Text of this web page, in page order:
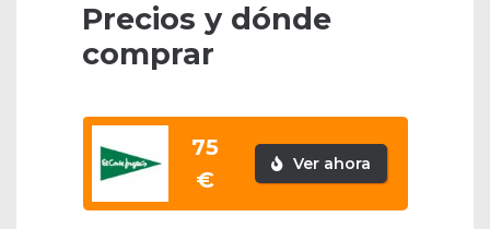
Precios y dónde
comprar
75
€
Ver ahora